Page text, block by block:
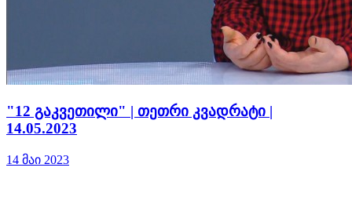
"12 გაკვეთილი" | თეთრი კვადრატი |
14.05.2023
14 მაი 2023